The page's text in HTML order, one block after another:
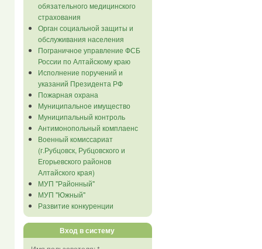
обязательного медицинского
страхования
Орган социальной защиты и
обслуживания населения
Пограничное управление ФСБ
России по Алтайскому краю
Исполнение поручений и
указаний Президента РФ
Пожарная охрана
Муниципальное имущество
Муниципальный контроль
Антимонопольный комплаенс
Военный комиссариат
(г.Рубцовск, Рубцовского и
Егорьевского районов
Алтайского края)
МУП "Районный"
МУП "Южный"
Развитие конкуренции
Вход в систему